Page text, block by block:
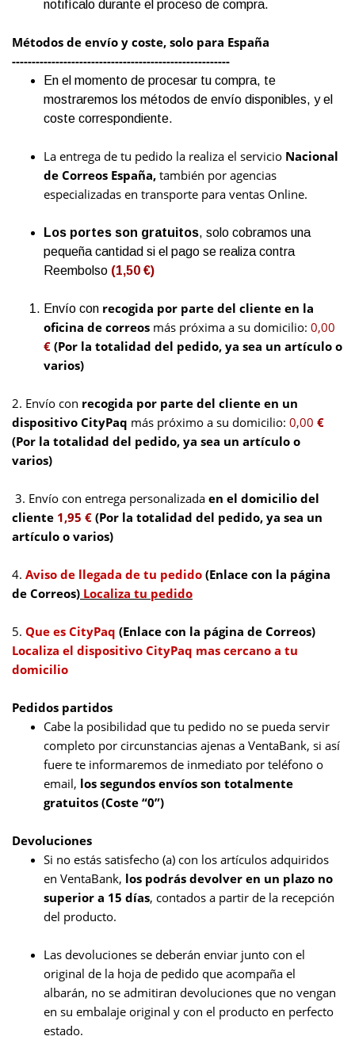
notifícalo durante el proceso de compra.
Métodos de envío y coste, solo para España
-------------------------------------------------------
En el momento de procesar tu compra, te
mostraremos los métodos de envío disponibles, y el
coste correspondiente.
La entrega de tu pedido la realiza el servicio Nacional
de Correos España, también por agencias
especializadas en transporte para ventas Online.
Los portes son gratuitos, solo cobramos una
pequeña cantidad si el pago se realiza contra
Reembolso (1,50 €)
Envío con recogida por parte del cliente en la
oficina de correos más próxima a su domicilio: 0,00
€ (Por la totalidad del pedido, ya sea un artículo o
varios)
2. Envío con recogida por parte del cliente en un
dispositivo CityPaq más próximo a su domicilio: 0,00 €
(Por la totalidad del pedido, ya sea un artículo o
varios)
3. Envío con entrega personalizada en el domicilio del
cliente 1,95 € (Por la totalidad del pedido, ya sea un
artículo o varios)
4. Aviso de llegada de tu pedido (Enlace con la página
de Correos) Localiza tu pedido
5. Que es CityPaq (Enlace con la página de Correos)
Localiza el dispositivo CityPaq mas cercano a tu
domicilio
Pedidos partidos
Cabe la posibilidad que tu pedido no se pueda servir
completo por circunstancias ajenas a VentaBank, si así
fuere te informaremos de inmediato por teléfono o
email, los segundos envíos son totalmente
gratuitos (Coste “0”)
Devoluciones
Si no estás satisfecho (a) con los artículos adquiridos
en VentaBank, los podrás devolver en un plazo no
superior a 15 días, contados a partir de la recepción
del producto.
Las devoluciones se deberán enviar junto con el
original de la hoja de pedido que acompaña el
albarán, no se admitiran devoluciones que no vengan
en su embalaje original y con el producto en perfecto
estado.